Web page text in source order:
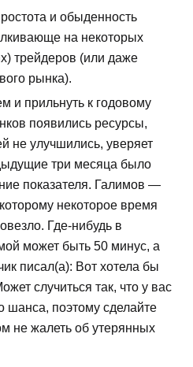
и обыденность
на некоторых
трейдеров (или даже
рынка).
прильнуть к годовому
появились ресурсы,
не улучшились, уверяет
три месяца было
показателя. Галимов —
некоторое время
Где-нибудь в
может быть 50 минус, а
писал(а): Вот хотела бы
случиться так, что у вас
шанса, поэтому сделайте
не жалеть об утерянных